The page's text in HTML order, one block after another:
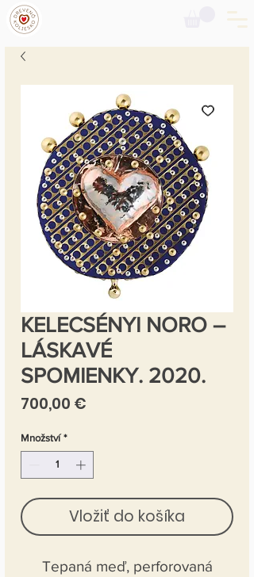
KELECSÉNYI NORO –
LÁSKAVÉ
SPOMIENKY. 2020.
700,00 €
Množství *
Vložiť do košíka
Tepaná meď, perforovaná